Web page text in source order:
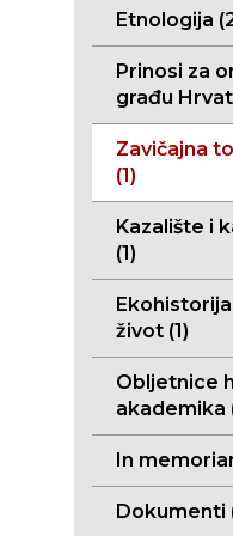
Etnologija
Prinosi za
građu
Zavičajna
(1)
Kazalište i
(1)
život (1)
Obljetnice
akademika
In
Dokumenti